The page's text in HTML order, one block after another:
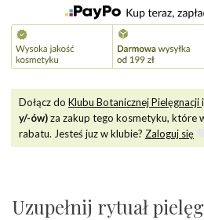
Dołącz do Klubu Botanicznej Pielęgnacji
y/-ów)za zakup tego kosmetyku, które
rabatu. Jesteś juz w klubie? Zaloguj się
Uzupełnij rytuał